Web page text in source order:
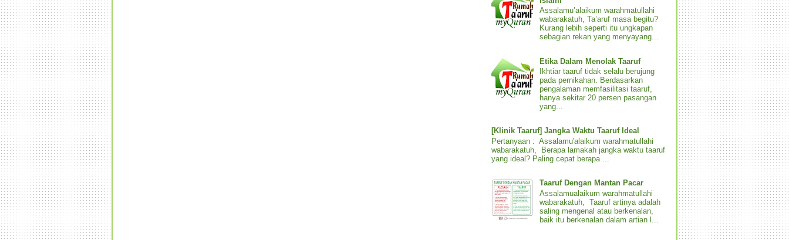
Assalamu’alaikum warahmatullahi
wabarakatuh, Ta’aruf masa begitu?
Kurang lebih seperti itu ungkapan
sebagian rekan yang menyayang...
Etika Dalam Menolak Taaruf
Ikhtiar taaruf tidak selalu berujung
pada pernikahan. Berdasarkan
pengalaman memfasilitasi taaruf,
hanya sekitar 20 persen pasangan
yang...
[Klinik Taaruf] Jangka Waktu Taaruf Ideal
Pertanyaan : Assalamu'alaikum warahmatullahi
wabarakatuh, Berapa lamakah jangka waktu taaruf
yang ideal? Paling cepat berapa ...
Taaruf Dengan Mantan Pacar
Assalamualaikum warahmatullahi
wabarakatuh, Taaruf artinya adalah
saling mengenal atau berkenalan,
baik itu berkenalan dalam artian l...